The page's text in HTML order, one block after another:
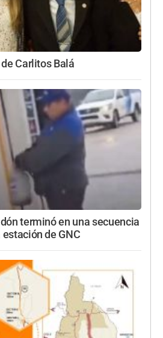
Carlitos Balá
terminó en una secuencia
de GNC